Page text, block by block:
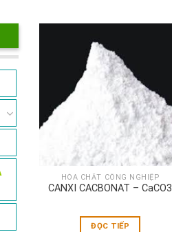
HÓA CHẤT CÔNG NGHIỆP
CANXI CACBONAT – CaCO3
ĐỌC TIẾP